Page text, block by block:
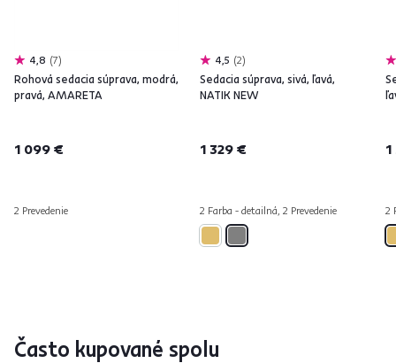
4,8 7
Rohová sedacia súprava, modrá,
pravá, AMARETA
1 099 €
2 Prevedenie
4,5 2
Sedacia súprava, sivá, ľavá,
NATIK NEW
1 329 €
2 Farba - detailná, 2 Prevedenie 2
Často kupované spolu